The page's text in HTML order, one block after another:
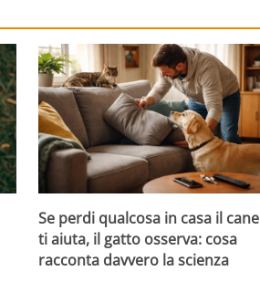
Se perdi qualcosa in casa il cane
ti aiuta, il gatto osserva: cosa
racconta davvero la scienza